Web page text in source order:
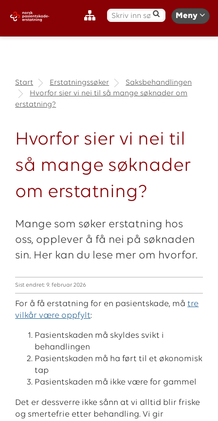
S
k
Meny
Start Erstatningssøker
Saksbehandlingen
Hvorfor sier vi nei til så mange søknader om
erstatning?
Hvorfor sier vi nei til
så mange søknader
om erstatning?
Mange som søker erstatning hos
oss, opplever å få nei på søknaden
sin. Her kan du lese mer om hvorfor.
Sist endret: 9. februar 2026
For å få erstatning for en pasientskade, måtre
vilkår være oppfylt:
Pasientskaden må skyldes svikt i
behandlingen
Pasientskaden må ha ført til et økonomisk
tap
Pasientskaden må ikke være for gammel
Det er dessverre ikke sånn at vi alltid blir friske
og smertefrie etter behandling. Vi gir